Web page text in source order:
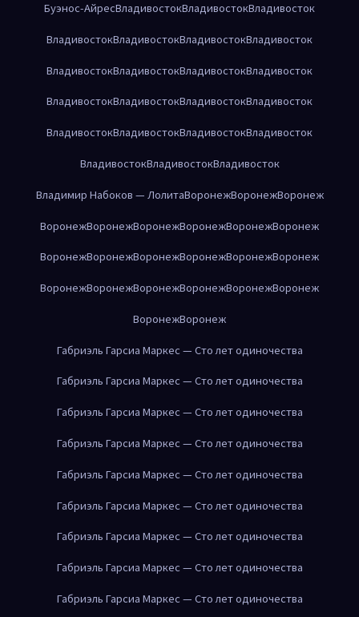
Буэнос-АйресВладивостокВладивостокВладивосток
ВладивостокВладивостокВладивостокВладивосток
ВладивостокВладивостокВладивостокВладивосток
ВладивостокВладивостокВладивостокВладивосток
ВладивостокВладивостокВладивостокВладивосток
ВладивостокВладивостокВладивосток
Владимир Набоков — ЛолитаВоронежВоронежВоронеж
ВоронежВоронежВоронежВоронежВоронежВоронеж
ВоронежВоронежВоронежВоронежВоронежВоронеж
ВоронежВоронежВоронежВоронежВоронежВоронеж
ВоронежВоронеж
Габриэль Гарсиа Маркес — Сто лет одиночества
Габриэль Гарсиа Маркес — Сто лет одиночества
Габриэль Гарсиа Маркес — Сто лет одиночества
Габриэль Гарсиа Маркес — Сто лет одиночества
Габриэль Гарсиа Маркес — Сто лет одиночества
Габриэль Гарсиа Маркес — Сто лет одиночества
Габриэль Гарсиа Маркес — Сто лет одиночества
Габриэль Гарсиа Маркес — Сто лет одиночества
Габриэль Гарсиа Маркес — Сто лет одиночества